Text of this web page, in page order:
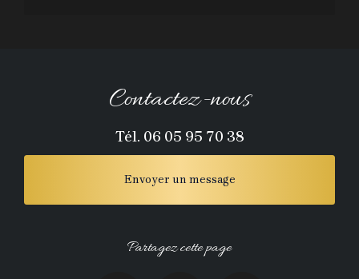
Contactez-nous
Tél. 06 05 95 70 38
Envoyer un message
Partagez cette page